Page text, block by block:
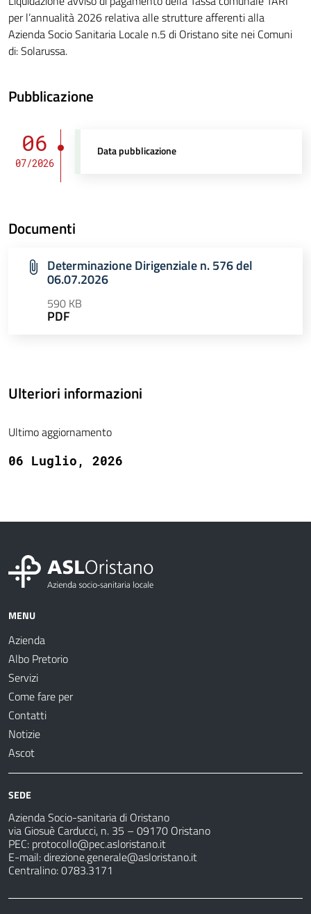
per l’annualità 2026 relativa alle strutture afferenti alla
Azienda Socio Sanitaria Locale n.5 di Oristano site nei Comuni
di: Solarussa.
Pubblicazione
06
07/2026
Data pubblicazione
Documenti
Determinazione Dirigenziale n. 576 del
06.07.2026
590 KB
PDF
Ulteriori informazioni
Ultimo aggiornamento
06 Luglio, 2026
MENU
Azienda
Albo Pretorio
Servizi
Come fare per
Contatti
Notizie
Ascot
SEDE
Azienda Socio-sanitaria di Oristano
via Giosuè Carducci, n. 35 – 09170 Oristano
PEC: protocollo@pec.asloristano.it
E-mail:direzione.generale@asloristano.it
Centralino: 0783.3171